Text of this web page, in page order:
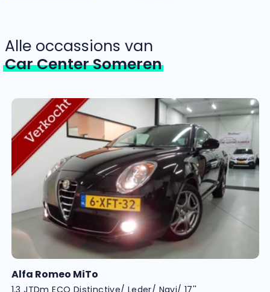
Alle occassions van
Car Center Someren
Alfa Romeo MiTo
1.3 JTDm ECO Distinctive/ Leder/ Navi/ 17''